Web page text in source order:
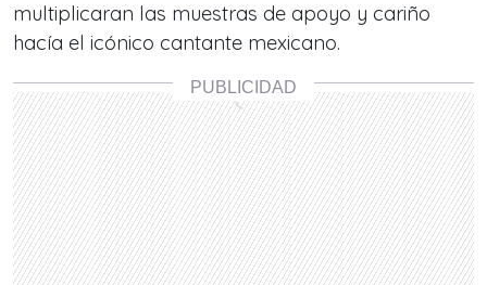
multiplicaran las muestras de apoyo y cariño
hacía el icónico cantante mexicano.